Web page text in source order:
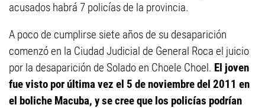
acusados habrá 7 policías de la provincia.
A poco de cumplirse siete años de su desaparición
comenzó en la Ciudad Judicial de General Roca el juicio
por la desaparición de Solado en Choele Choel. El joven
fue visto por última vez el 5 de noviembre del 2011 en
el boliche Macuba, y se cree que los policías podrían